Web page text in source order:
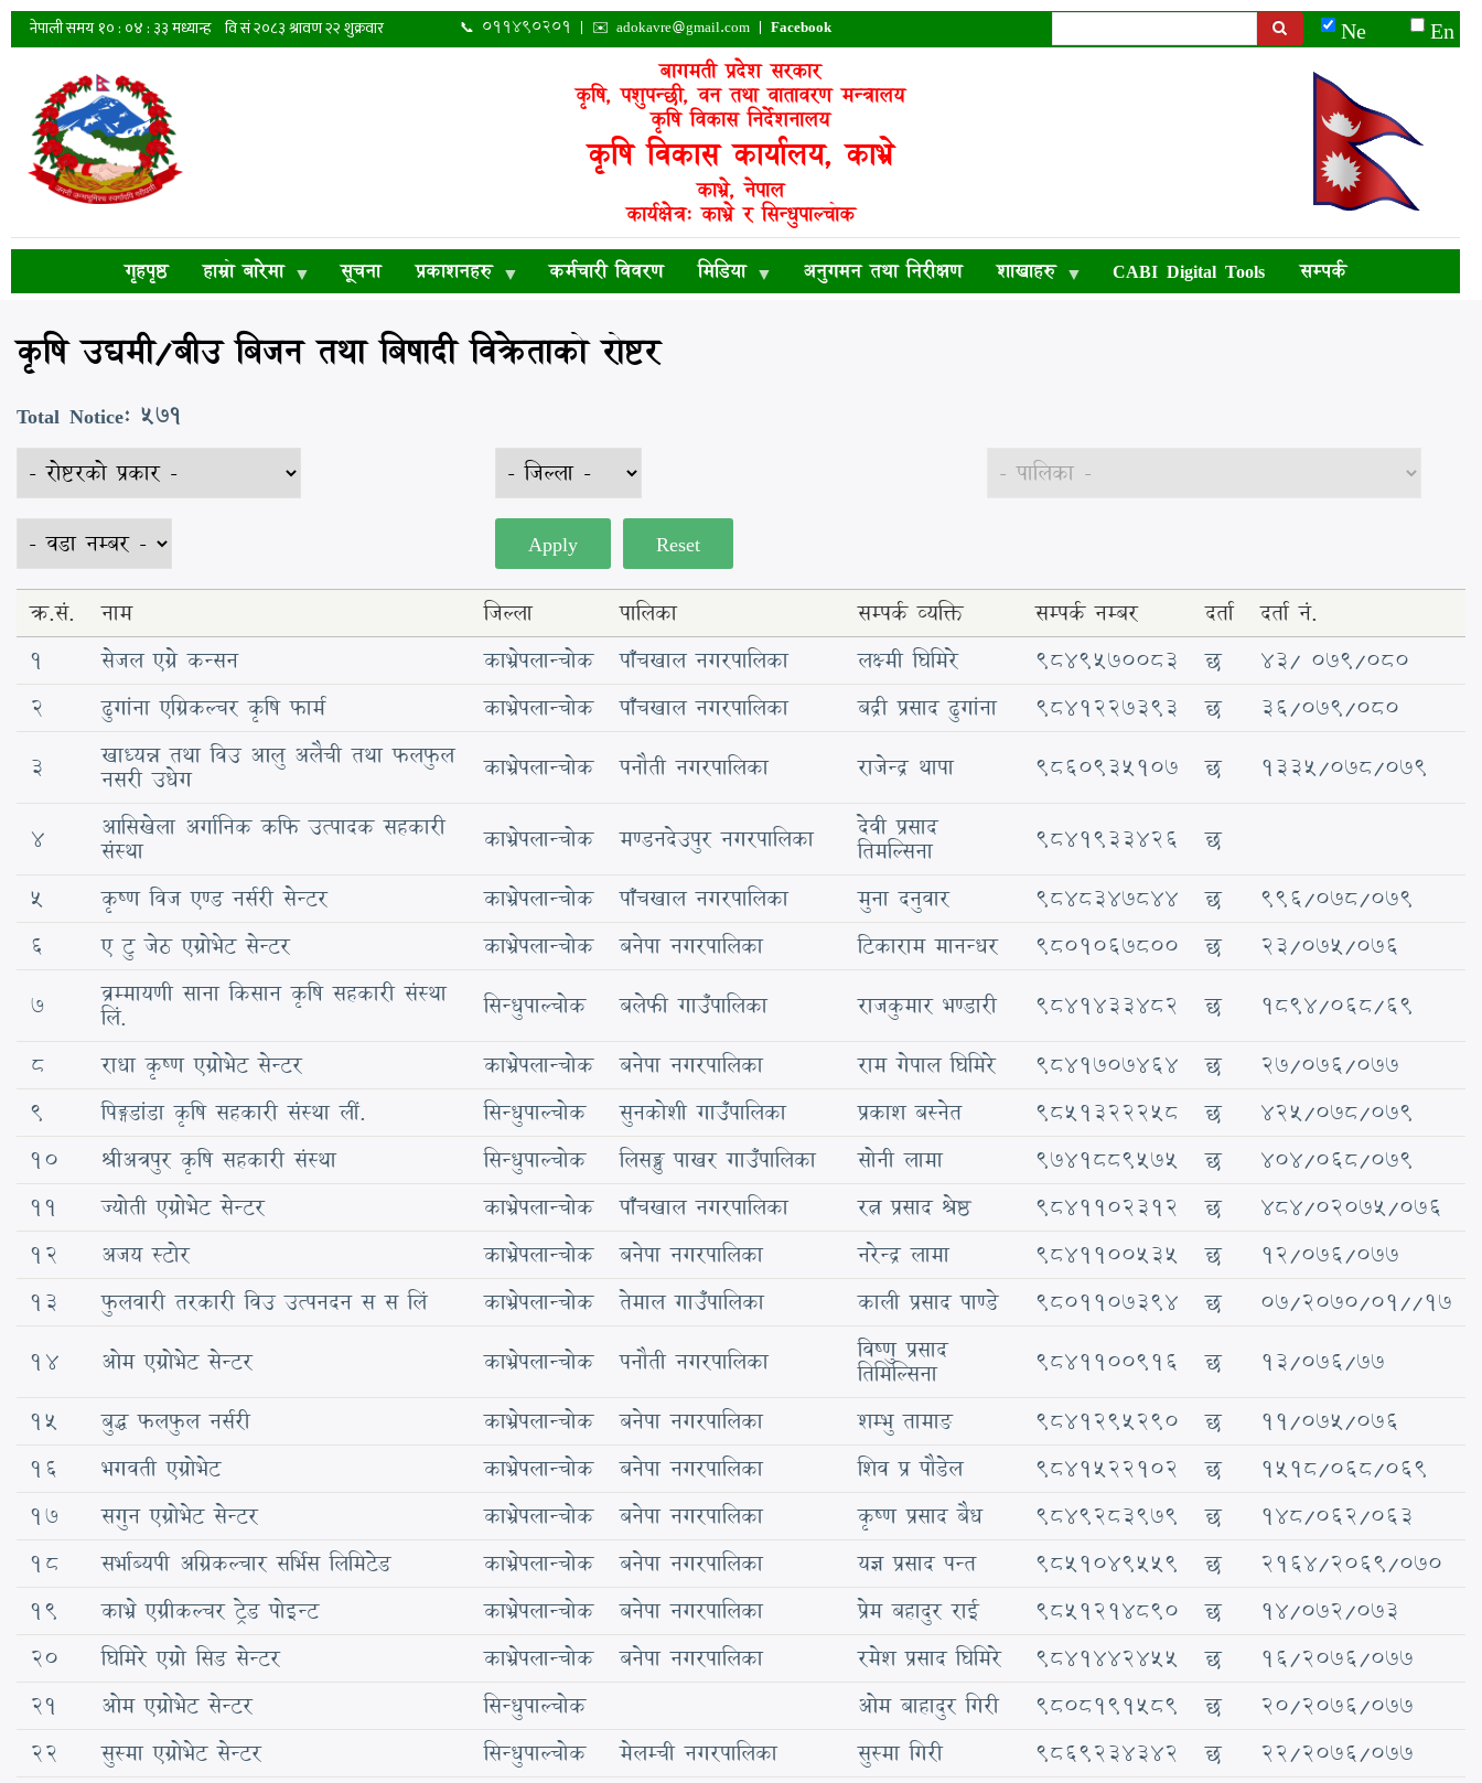
Skip
📞 ०११४९०२०१ | ✉️ adokavre@gmail.com| Facebook Ne En
बागमती प्रदेश सरकार
कृषि, पशुपन्छी, वन तथा वातावरण मन्त्रालय
कृषि विकास निर्देशनालय
कृषि विकास कार्यालय, काभ्रे
काभ्रे, नेपाल
कार्यक्षेत्र: काभ्रे र सिन्धुपाल्चोक
गृहपृष्ठ हाम्रो बारेमा सूचना प्रकाशनहरु कर्मचारी विवरण मिडिया अनुगमन तथा निरीक्षण शाखाहरु CABI Digital Tools सम्पर्क
कृषि उद्यमी/बीउ बिजन तथा बिषादी विक्रेताको रोष्टर
Total Notice: 571
क्र.सं. नाम जिल्ला पालिका सम्पर्क व्यक्ति सम्पर्क नम्बर दर्ता
दर्ता नं.
1
सेजल एग्रे कन्सन काभ्रेपलान्चोक पाँचखाल नगरपालिका लक्ष्मी घिमिरे ९८४९५७००८३ छ
४३/ ०७९/०८०
2
ढुगांना एग्रिकल्चर कृषि फार्म काभ्रेपलान्चोक पाँचखाल नगरपालिका बद्री प्रसाद ढुगांना ९८४१२२७३९३ छ
३६/०७९/०८०
3
खाध्यन्न तथा विउ आलु अलैची तथा फलफुल
नसरी उधेग काभ्रेपलान्चोक पनौती नगरपालिका राजेन्द्र थापा ९८६०९३५१०७ छ १३३५/०७८/०७९
4 आसिखेला अर्गानिक कफि उत्पादक सहकारी
संस्था काभ्रेपलान्चोक मण्डनदेउपुर नगरपालिका देवी प्रसाद
तिमल्सिना ९८४१९३३४२६
छ
5
कृष्ण विज एण्ड नर्सरी सेन्टर काभ्रेपलान्चोक पाँचखाल नगरपालिका मुना दनुवार ९८४८३४७८४४ छ
९९६/०७८/०७९
6
ए टु जेठ एग्रोभेट सेन्टर काभ्रेपलान्चोक बनेपा नगरपालिका टिकाराम मानन्धर ९८०१०६७८०० छ
२३/०७५/०७६
7
व्रम्मायणी साना किसान कृषि सहकारी संस्था
लिं. सिन्धुपाल्चोक बलेफी गाउँपालिका राजकुमार भण्डारी ९८४१४३३४८२ छ
१८९४/०६८/६९
8
राधा कृष्ण एग्रोभेट सेन्टर काभ्रेपलान्चोक बनेपा नगरपालिका राम गेपाल घिमिरे ९८४१७०७४६४ छ
२७/०७६/०७७
9
पिङ्गडांडा कृषि सहकारी संस्था लीं. सिन्धुपाल्चोक सुनकोशी गाउँपालिका प्रकाश बस्नेत ९८५१३२२२५८ छ
४२५/०७८/०७९
10
श्रीअत्रपुर कृषि सहकारी संस्था सिन्धुपाल्चोक लिसङ्खु पाखर गाउँपालिका सोनी लामा ९७४१८८९५७५ छ
४०४/०६८/०७९
11
ज्योती एग्रोभेट सेन्टर काभ्रेपलान्चोक पाँचखाल नगरपालिका रत्न प्रसाद श्रेष्ठ ९८४११०२३१२ छ
४८४/०२०७५/०७६
12
अजय स्टोर काभ्रेपलान्चोक बनेपा नगरपालिका नरेन्द्र लामा ९८४११००५३५ छ
१२/०७६/०७७
13
फुलवारी तरकारी विउ उत्पनदन स स लिं काभ्रेपलान्चोक तेमाल गाउँपालिका काली प्रसाद पाण्डे ९८०११०७३९४ छ
०७/२०७०/०१//१७
14
ओम एग्रोभेट सेन्टर काभ्रेपलान्चोक पनौती नगरपालिका विष्णु प्रसाद
तिमिल्सिना ९८४११००९१६ छ
१३/०७६/७७
15
बुद्ध फलफुल नर्सरी काभ्रेपलान्चोक बनेपा नगरपालिका शम्भु तामाङ ९८४१२९५२९० छ
११/०७५/०७६
16
भगवती एग्रोभेट काभ्रेपलान्चोक बनेपा नगरपालिका शिव प्र पौडेल ९८४१५२२१०२ छ
१५१८/०६८/०६९
17
सगुन एग्रोभेट सेन्टर काभ्रेपलान्चोक बनेपा नगरपालिका कृष्ण प्रसाद बैध ९८४९२८३९७९ छ
१४८/०६२/०६३
18
सर्भाब्यपी अग्रिकल्चार सर्भिस लिमिटेड काभ्रेपलान्चोक बनेपा नगरपालिका यज्ञ प्रसाद पन्त ९८५१०४९५५९ छ
२१६४/२०६९/०७०
19
काभ्रे एग्रीकल्चर ट्रेड पोइन्ट काभ्रेपलान्चोक बनेपा नगरपालिका प्रेम बहादुर राई ९८५१२१४८९० छ
१४/०७२/०७३
20
घिमिरे एग्रो सिड सेन्टर काभ्रेपलान्चोक बनेपा नगरपालिका रमेश प्रसाद घिमिरे ९८४१४४२४५५ छ
१६/२०७६/०७७
21
ओम एग्रोभेट सेन्टर सिन्धुपाल्चोक ओम बाहादुर गिरी ९८०८१९१५८९ छ
२०/२०७६/०७७
22
सुस्मा एग्रोभेट सेन्टर सिन्धुपाल्चोक मेलम्ची नगरपालिका सुस्मा गिरी ९८६९२३४३४२ छ
२२/२०७६/०७७